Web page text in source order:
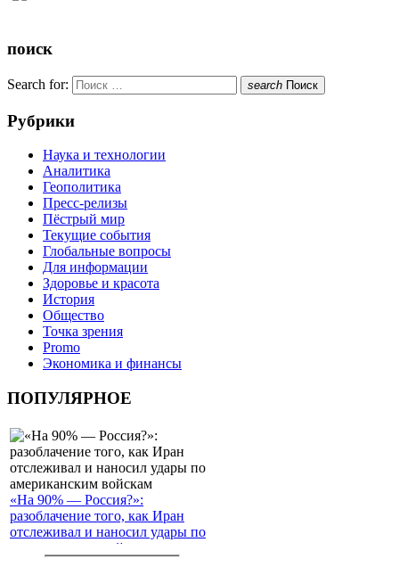
поиск
Search for: search Поиск
Рубрики
Наука и технологии
Аналитика
Геополитика
Пресс-релизы
Пёстрый мир
Текущие события
Глобальные вопросы
Для информации
Здоровье и красота
История
Общество
Точка зрения
Promo
Экономика и финансы
ПОПУЛЯРНОЕ
«На 90% — Россия?»:
разоблачение того, как Иран
отслеживал и наносил удары по
американским войскам